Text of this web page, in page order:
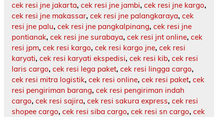
cek resi jne jakarta, cek resi jne jambi, cek resi jne kargo,
cek resi jne makassar, cek resi jne palangkaraya, cek
resi jne palu, cek resi jne pangkalpinang, cek resi jne
pontianak, cek resi jne surabaya, cek resi jnt online, cek
resi jpm, cek resi kargo, cek resi kargo jne, cek resi
karyati, cek resi karyati ekspedisi, cek resi kib, cek resi
laris cargo, cek resi lega paket, cek resi lingga cargo,
cek resi mitra logistik, cek resi online, cek resi paket, cek
resi pengiriman barang, cek resi pengiriman indah
cargo, cek resi sajira, cek resi sakura express, cek resi
shopee cargo, cek resi siba cargo, cek resi sn cargo, cek